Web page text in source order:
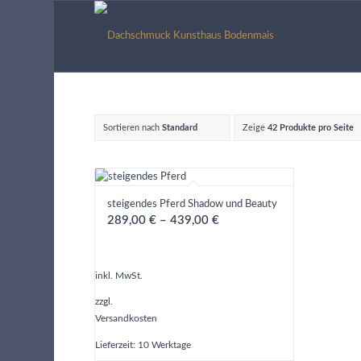
Sortieren nachStandard Zeige42 Produkte pro Seite
steigendes Pferd Shadow und Beauty
289,00€ –439,00€
inkl. MwSt.
zzgl.
Versandkosten
Lieferzeit: 10 Werktage